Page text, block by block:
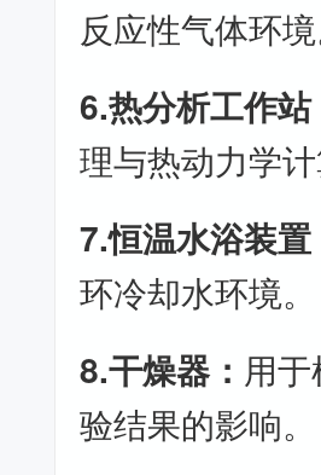
反应性气体环境
6.热分析工作站
理与热动力学计
7.恒温水浴装置
环冷却水环境。
8.干燥器： 用
验结果的影响。